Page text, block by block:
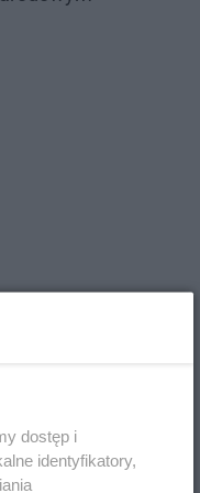
dostęp i
identyfikatory,